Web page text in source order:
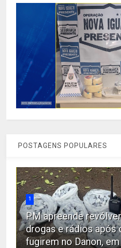
POSTAGENS POPULARES
1
PM apreende
drogas e rádios após
fugirem no Danon,